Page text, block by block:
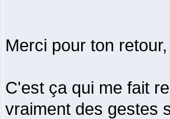
Merci pour ton
C'est ça qui me fait
vraiment des gestes